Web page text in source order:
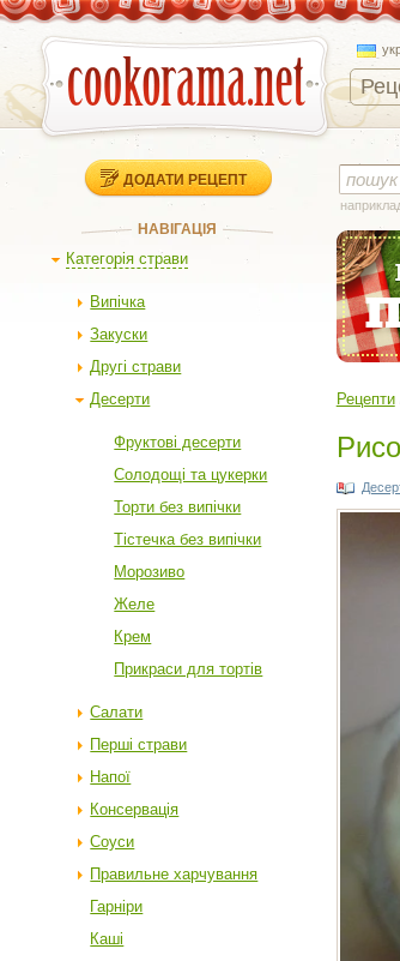
ДОДАТИ РЕЦЕПТ
НАВІГАЦІЯ
Категорія страви
Випічка
Закуски
Другі страви
Десерти
Фруктові десерти
Солодощі та цукерки
Торти без випічки
Тістечка без випічки
Морозиво
Желе
Крем
Прикраси для тортів
Салати
Перші страви
Напої
Консервація
Соуси
Правильне харчування
Гарніри
Каші
Рецепти